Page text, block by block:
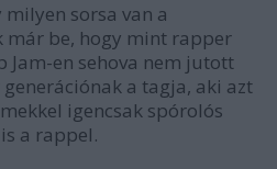
sorsa van a
már be, hogy mint rapper
Jam-en sehova nem jutott
a tagja, aki azt
igencsak spórolós
a rappel.